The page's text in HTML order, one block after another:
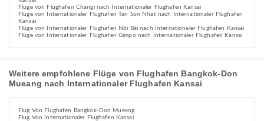
Flüge von Flughafen Changi nach Internationaler Flughafen Kansai
Flüge von Internationaler Flughafen Tan Son Nhat nach Internationaler Flughafen
Kansai
Flüge von Internationaler Flughafen Nội Bài nach Internationaler Flughafen Kansai
Flüge von Internationaler Flughafen Gimpo nach Internationaler Flughafen Kansai
Weitere empfohlene Flüge von Flughafen Bangkok-Don
Mueang nach Internationaler Flughafen Kansai
Flug Von Flughafen Bangkok-Don Mueang
Flug Von Internationaler Flughafen Kansai